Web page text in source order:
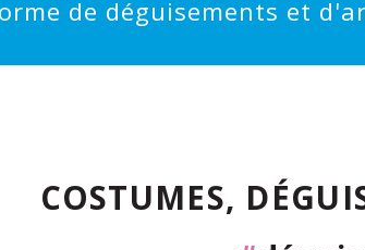
de déguisements et
COSTUMES,